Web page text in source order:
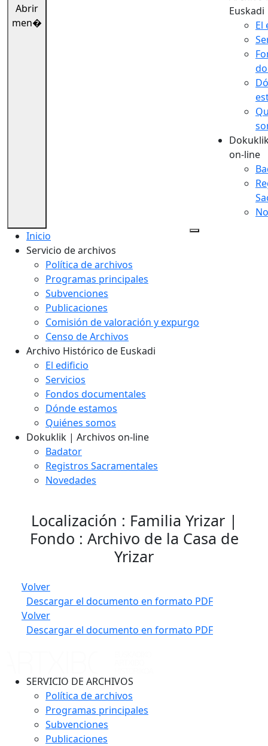
Abrir
men�
Euskadi
El
on-line
Inicio
Servicio de archivos
Política de archivos
Programas principales
Subvenciones
Publicaciones
Comisión de valoración y expurgo
Censo de Archivos
Archivo Histórico de Euskadi
El edificio
Servicios
Fondos documentales
Dónde estamos
Quiénes somos
Dokuklik | Archivos on-line
Badator
Registros Sacramentales
Novedades
Localización : Familia Yrizar |
Fondo : Archivo de la Casa de
Yrizar
Volver
Descargar el documento en formato PDF
Volver
Descargar el documento en formato PDF
SERVICIO DE ARCHIVOS
Política de archivos
Programas principales
Subvenciones
Publicaciones